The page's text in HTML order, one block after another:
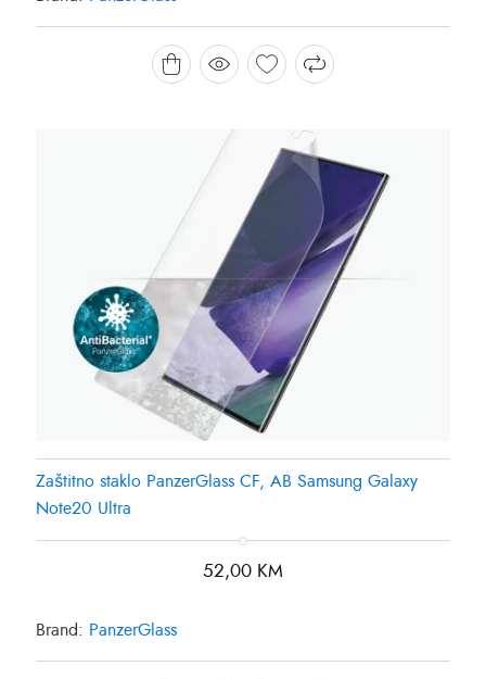
Zaštitno staklo PanzerGlass CF, AB Samsung Galaxy
Note20 Ultra
52,00 KM
Brand: PanzerGlass